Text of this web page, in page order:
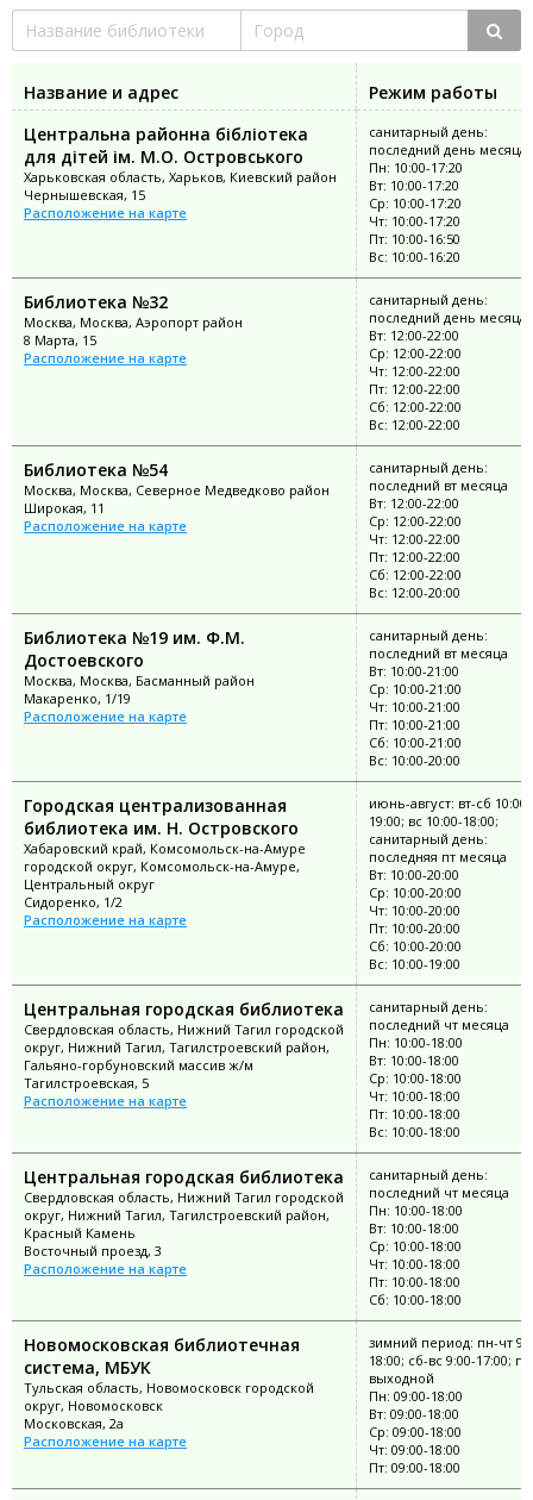
Название и адрес
Режим работы
Центральна районна бібліотека
для дітей ім. М.О. Островського
Харьковская область, Харьков, Киевский район
Чернышевская, 15
Расположение на карте
санитарный день:
последний день месяца
Пн: 10:00-17:20
Вт: 10:00-17:20
Ср: 10:00-17:20
Чт: 10:00-17:20
Пт: 10:00-16:50
Вс: 10:00-16:20
Библиотека №32
Москва, Москва, Аэропорт район
8 Марта, 15
Расположение на карте
санитарный день:
последний день месяца
Вт: 12:00-22:00
Ср: 12:00-22:00
Чт: 12:00-22:00
Пт: 12:00-22:00
Сб: 12:00-22:00
Вс: 12:00-22:00
Библиотека №54
Москва, Москва, Северное Медведково район
Широкая, 11
Расположение на карте
санитарный день:
последний вт месяца
Вт: 12:00-22:00
Ср: 12:00-22:00
Чт: 12:00-22:00
Пт: 12:00-22:00
Сб: 12:00-22:00
Вс: 12:00-20:00
Библиотека №19 им. Ф.М.
Достоевского
Москва, Москва, Басманный район
Макаренко, 1/19
Расположение на карте
санитарный день:
последний вт месяца
Вт: 10:00-21:00
Ср: 10:00-21:00
Чт: 10:00-21:00
Пт: 10:00-21:00
Сб: 10:00-21:00
Вс: 10:00-20:00
Городская централизованная
библиотека им. Н. Островского
Хабаровский край, Комсомольск-на-Амуре
городской округ, Комсомольск-на-Амуре,
Центральный округ
Сидоренко, 1/2
Расположение на карте
июнь-август: вт-сб 10:00-
19:00; вс 10:00-18:00;
санитарный день:
последняя пт месяца
Вт: 10:00-20:00
Ср: 10:00-20:00
Чт: 10:00-20:00
Пт: 10:00-20:00
Сб: 10:00-20:00
Вс: 10:00-19:00
Центральная городская библиотека
Свердловская область, Нижний Тагил городской
округ, Нижний Тагил, Тагилстроевский район,
Гальяно-горбуновский массив ж/м
Тагилстроевская, 5
Расположение на карте
санитарный день:
последний чт месяца
Пн: 10:00-18:00
Вт: 10:00-18:00
Ср: 10:00-18:00
Чт: 10:00-18:00
Пт: 10:00-18:00
Вс: 10:00-18:00
Центральная городская библиотека
Свердловская область, Нижний Тагил городской
округ, Нижний Тагил, Тагилстроевский район,
Красный Камень
Восточный проезд, 3
Расположение на карте
санитарный день:
последний чт месяца
Пн: 10:00-18:00
Вт: 10:00-18:00
Ср: 10:00-18:00
Чт: 10:00-18:00
Пт: 10:00-18:00
Сб: 10:00-18:00
Новомосковская библиотечная
система, МБУК
Тульская область, Новомосковск городской
округ, Новомосковск
Московская, 2а
Расположение на карте
зимний период: пн-чт
18:00; сб-вс 9:00-17:00; пт
выходной
Пн: 09:00-18:00
Вт: 09:00-18:00
Ср: 09:00-18:00
Чт: 09:00-18:00
Пт: 09:00-18:00